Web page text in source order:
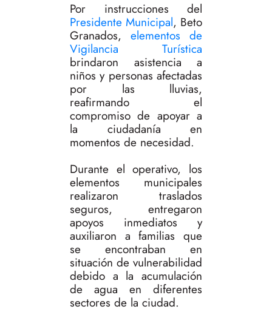
Por instrucciones del
Presidente Municipal, Beto
Granados, elementos de
Vigilancia Turística
brindaron asistencia a
niños y personas afectadas
por las lluvias,
reafirmando el
compromiso de apoyar a
la ciudadanía en
momentos de necesidad.
Durante el operativo, los
elementos municipales
realizaron traslados
seguros, entregaron
apoyos inmediatos y
auxiliaron a familias que
se encontraban en
situación de vulnerabilidad
debido a la acumulación
de agua en diferentes
sectores de la ciudad.